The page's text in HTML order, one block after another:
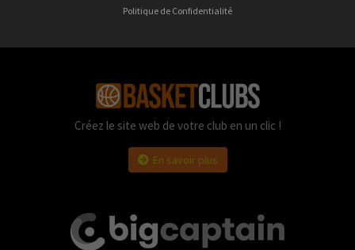
Politique de Confidentialité
Créez le site web de votre club en un clic !
En savoir plus